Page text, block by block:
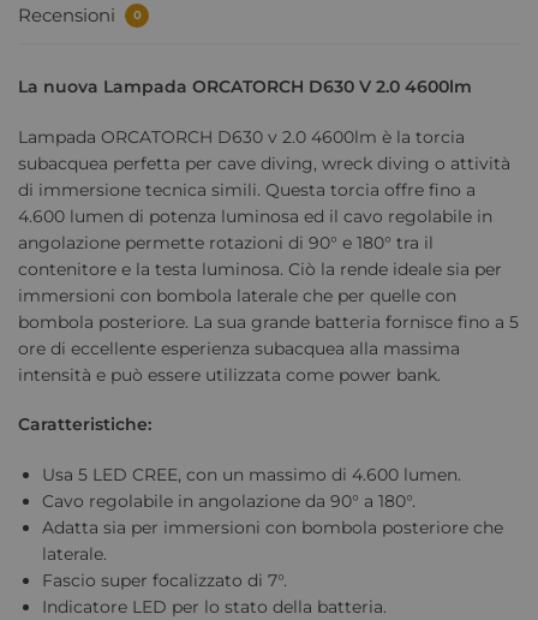
Recensioni 0
La nuova Lampada ORCATORCH D630 V 2.0 4600lm
Lampada ORCATORCH D630 v 2.0 4600lm è la torcia
subacquea perfetta per cave diving, wreck diving o attività
di immersione tecnica simili. Questa torcia offre fino a
4.600 lumen di potenza luminosa ed il cavo regolabile in
angolazione permette rotazioni di 90° e 180° tra il
contenitore e la testa luminosa. Ciò la rende ideale sia per
immersioni con bombola laterale che per quelle con
bombola posteriore. La sua grande batteria fornisce fino a 5
ore di eccellente esperienza subacquea alla massima
intensità e può essere utilizzata come power bank.
Caratteristiche:
Usa 5 LED CREE, con un massimo di 4.600 lumen.
Cavo regolabile in angolazione da 90° a 180°.
Adatta sia per immersioni con bombola posteriore che
laterale.
Fascio super focalizzato di 7°.
Indicatore LED per lo stato della batteria.